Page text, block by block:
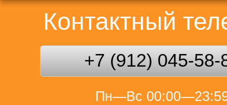
Контактный
+7 (912) 045-58-
Пн—Вс